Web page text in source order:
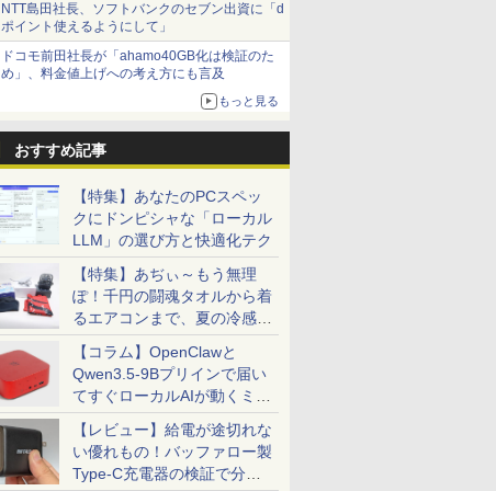
NTT島田社長、ソフトバンクのセブン出資に「d
ポイント使えるようにして」
ドコモ前田社長が「ahamo40GB化は検証のた
め」、料金値上げへの考え方にも言及
もっと見る
おすすめ記事
【特集】あなたのPCスペッ
クにドンピシャな「ローカル
LLM」の選び方と快適化テク
【特集】あぢぃ～もう無理
ぽ！千円の闘魂タオルから着
るエアコンまで、夏の冷感グ
ッズ一挙紹介
【コラム】OpenClawと
Qwen3.5-9Bプリインで届い
てすぐローカルAIが動くミニ
PC「SER9 Pro」
【レビュー】給電が途切れな
い優れもの！バッファロー製
Type-C充電器の検証で分か